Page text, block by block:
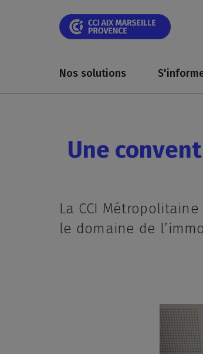
Nos solutions
Une
La CCI
le domaine de